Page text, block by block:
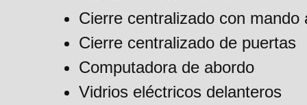
Cierre centralizado con mando
Cierre centralizado de puertas
Computadora de abordo
Vidrios eléctricos delanteros